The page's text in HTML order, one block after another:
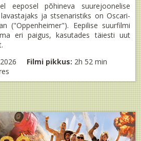
eeposel põhineva suurejoonelise
ja stsenaristiks on Oscari-
("Oppenheimer"). Eepilise suurfilmi
eri paigus, kasutades täiesti uut
Filmi pikkus: 2h 52 min